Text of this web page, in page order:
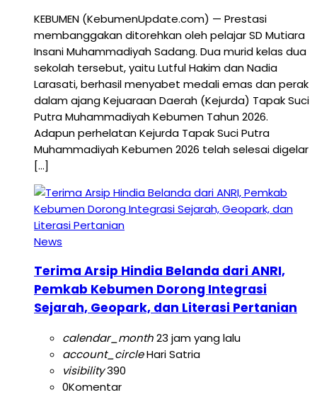
KEBUMEN (KebumenUpdate.com) — Prestasi
membanggakan ditorehkan oleh pelajar SD Mutiara
Insani Muhammadiyah Sadang. Dua murid kelas dua
sekolah tersebut, yaitu Lutful Hakim dan Nadia
Larasati, berhasil menyabet medali emas dan perak
dalam ajang Kejuaraan Daerah (Kejurda) Tapak Suci
Putra Muhammadiyah Kebumen Tahun 2026.
Adapun perhelatan Kejurda Tapak Suci Putra
Muhammadiyah Kebumen 2026 telah selesai digelar
[…]
News
Terima Arsip Hindia Belanda dari ANRI,
Pemkab Kebumen Dorong Integrasi
Sejarah, Geopark, dan Literasi Pertanian
calendar_month23 jam yang lalu
account_circleHari Satria
visibility390
0Komentar